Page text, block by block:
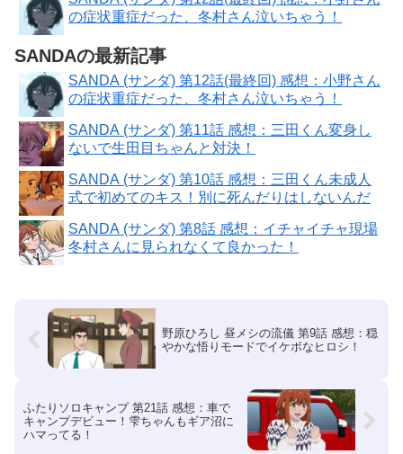
の症状重症だった、冬村さん泣いちゃう！
SANDAの最新記事
SANDA (サンダ) 第12話(最終回) 感想：小野さん
の症状重症だった、冬村さん泣いちゃう！
SANDA (サンダ) 第11話 感想：三田くん変身し
ないで生田目ちゃんと対決！
SANDA (サンダ) 第10話 感想：三田くん未成人
式で初めてのキス！別に死んだりはしないんだ
SANDA (サンダ) 第8話 感想：イチャイチャ現場
冬村さんに見られなくて良かった！
野原ひろし 昼メシの流儀 第9話 感想：穏
やかな悟りモードでイケボなヒロシ！
ふたりソロキャンプ 第21話 感想：車で
キャンプデビュー！雫ちゃんもギア沼に
ハマってる！